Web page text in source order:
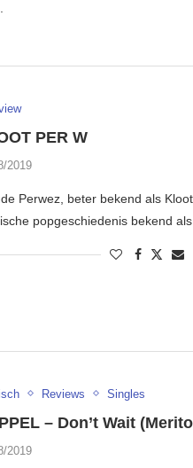
PER W
2019
Perwez, beter bekend als
popgeschiedenis bekend
Reviews Singles
– Don’t Wait
2019